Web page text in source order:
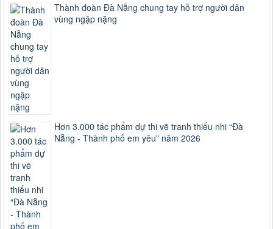
Thành đoàn Đà Nẵng chung tay hỗ trợ người dân
vùng ngập nặng
Hơn 3.000 tác phẩm dự thi vẽ tranh thiếu nhi “Đà
Nẵng - Thành phố em yêu” năm 2026